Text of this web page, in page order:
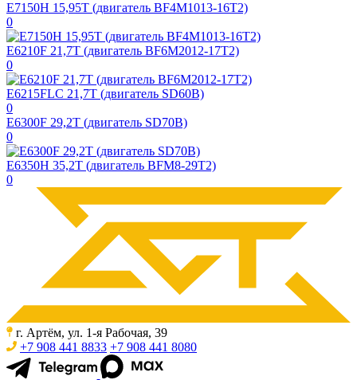
E7150H 15,95T (двигатель BF4M1013-16T2)
0
E6210F 21,7T (двигатель BF6M2012-17T2)
0
E6215FLC 21,7T (двигатель SD60B)
0
E6300F 29,2T (двигатель SD70B)
0
E6350H 35,2T (двигатель BFM8-29T2)
0
г. Артём, ул. 1-я Рабочая, 39
+7 908 441 8833 +7 908 441 8080